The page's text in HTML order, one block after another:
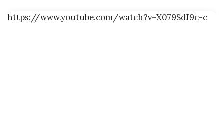
https://www.youtube.com/watch?v=X079SdJ9c-c